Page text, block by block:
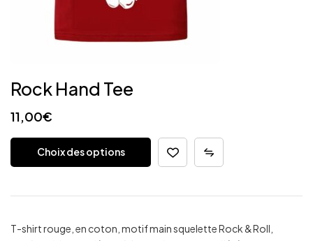
Rock Hand Tee
11,00€
Choix des options
T-shirt rouge, en coton, motif main squelette Rock & Roll,